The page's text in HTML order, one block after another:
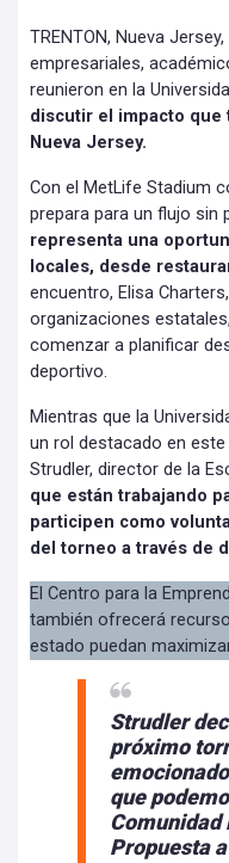
TRENTON, Nueva
empresariales,
reunieron en la
discutir el impacto que
Nueva Jersey.
Con el MetLife Stadium
prepara para un flujo sin
representa una
locales, desde
encuentro, Elisa
organizaciones
comenzar a planificar
deportivo.
Mientras que la
un rol destacado en
Strudler, director de la
que están trabajando
participen como
del torneo a través de
El Centro para la
también ofrecerá
estado puedan
Strudler
próximo
que
Comunidad
Propuesta